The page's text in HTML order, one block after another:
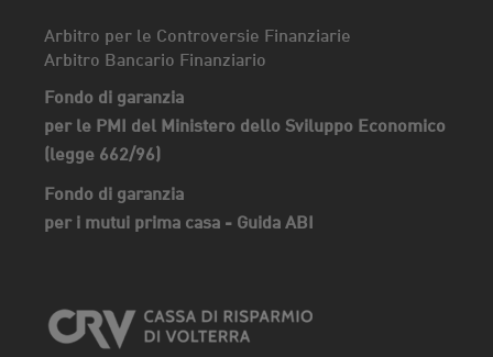
Arbitro per le Controversie Finanziarie
Arbitro Bancario Finanziario
Fondo di garanzia
per le PMI del Ministero dello Sviluppo Economico
(legge 662/96)
Fondo di garanzia
per i mutui prima casa - Guida ABI